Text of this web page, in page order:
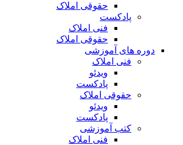
حقوقی املاک
پادکست
فنی املاک
حقوقی املاک
دوره های آموزشی
فنی املاک
ویدئو
پادکست
حقوقی املاک
ویدئو
پادکست
کتب آموزشی
فنی املاک